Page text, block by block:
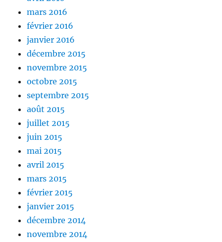
mars 2016
février 2016
janvier 2016
décembre 2015
novembre 2015
octobre 2015
septembre 2015
août 2015
juillet 2015
juin 2015
mai 2015
avril 2015
mars 2015
février 2015
janvier 2015
décembre 2014
novembre 2014